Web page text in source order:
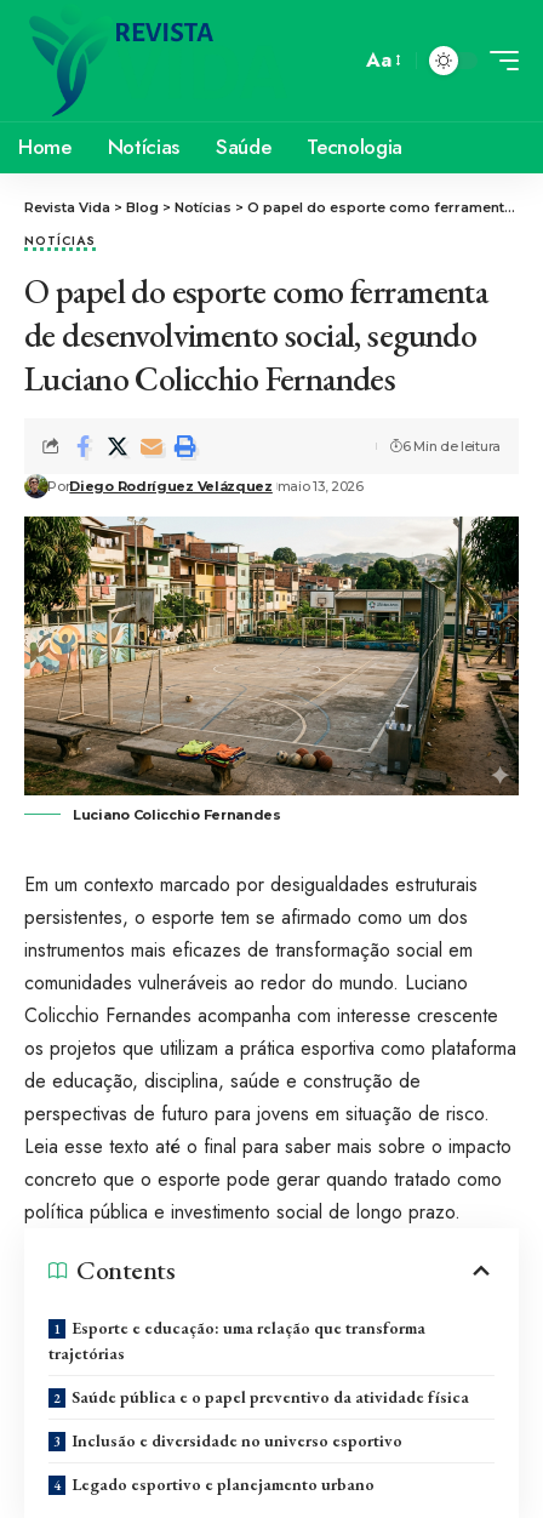
Aa
Home Notícias Saúde Tecnologia
Revista Vida > Blog > Notícias > O papel do esporte como ferramenta de desenvolvimento social, segundo Luciano Colicchio Fernandes
NOTÍCIAS
O papel do esporte como ferramenta
de desenvolvimento social, segundo
Luciano Colicchio Fernandes
PorDiego Rodríguez Velázquez maio 13, 2026
6 Min de leitura
Luciano Colicchio Fernandes
Em um contexto marcado por desigualdades estruturais
persistentes, o esporte tem se afirmado como um dos
instrumentos mais eficazes de transformação social em
comunidades vulneráveis ao redor do mundo. Luciano
Colicchio Fernandes acompanha com interesse crescente
os projetos que utilizam a prática esportiva como plataforma
de educação, disciplina, saúde e construção de
perspectivas de futuro para jovens em situação de risco.
Leia esse texto até o final para saber mais sobre o impacto
concreto que o esporte pode gerar quando tratado como
política pública e investimento social de longo prazo.
Contents
Esporte e educação: uma relação que transforma
trajetórias
Saúde pública e o papel preventivo da atividade física
Inclusão e diversidade no universo esportivo
Legado esportivo e planejamento urbano